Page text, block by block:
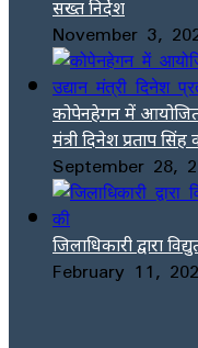
सख्त निर्देश
November 3,
कोपेनहेगन में आयोजित
मंत्री दिनेश प्रताप
September 28,
जिलाधिकारी द्वारा
February 11,